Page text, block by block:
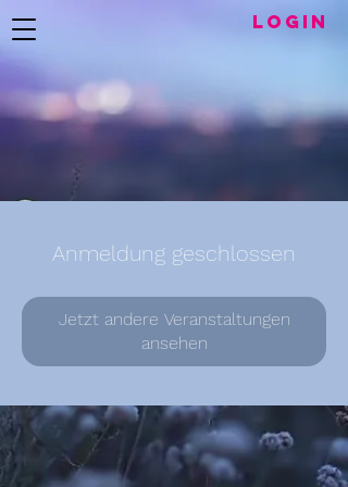
LogIN
Anmeldung geschlossen
Jetzt andere Veranstaltungen
ansehen